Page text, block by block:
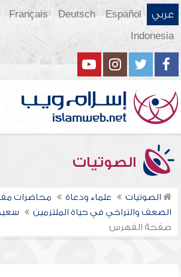
عربي Español
Deutsch
Français
Indonesia
الصوتيات
الصوتيات علماء ودعاة
محاضرات
الضعف والتراخي في حياة الملتزمين
صفحة الفهرس